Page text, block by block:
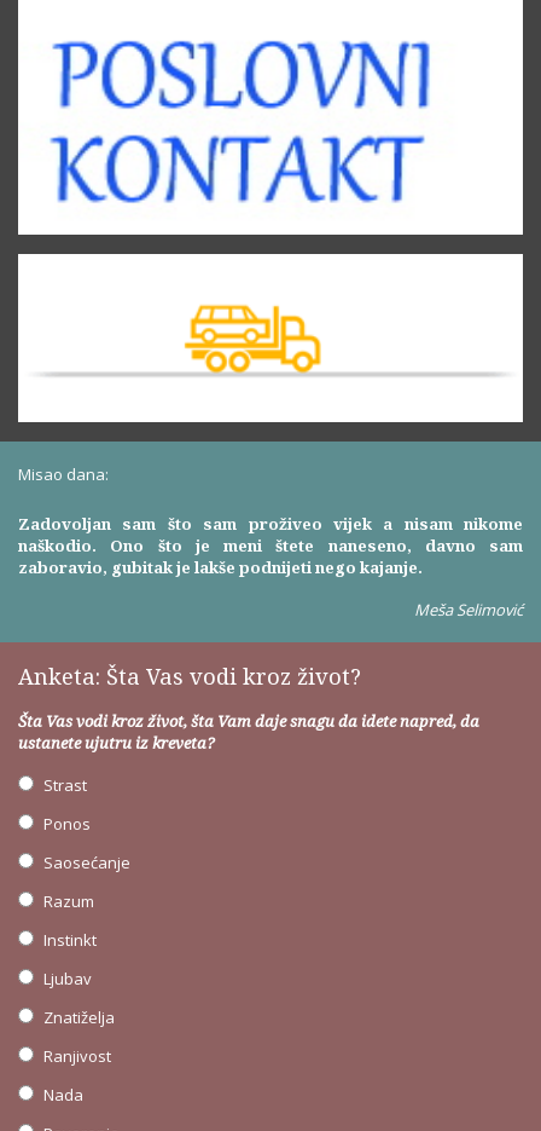
Misao dana:
Zadovoljan sam što sam proživeo vijek a nisam nikome
naškodio. Ono što je meni štete naneseno, davno sam
zaboravio, gubitak je lakše podnijeti nego kajanje.
Meša Selimović
Anketa: Šta Vas vodi kroz život?
Šta Vas vodi kroz život, šta Vam daje snagu da idete napred, da
ustanete ujutru iz kreveta?
Strast
Ponos
Saosećanje
Razum
Instinkt
Ljubav
Znatiželja
Ranjivost
Nada